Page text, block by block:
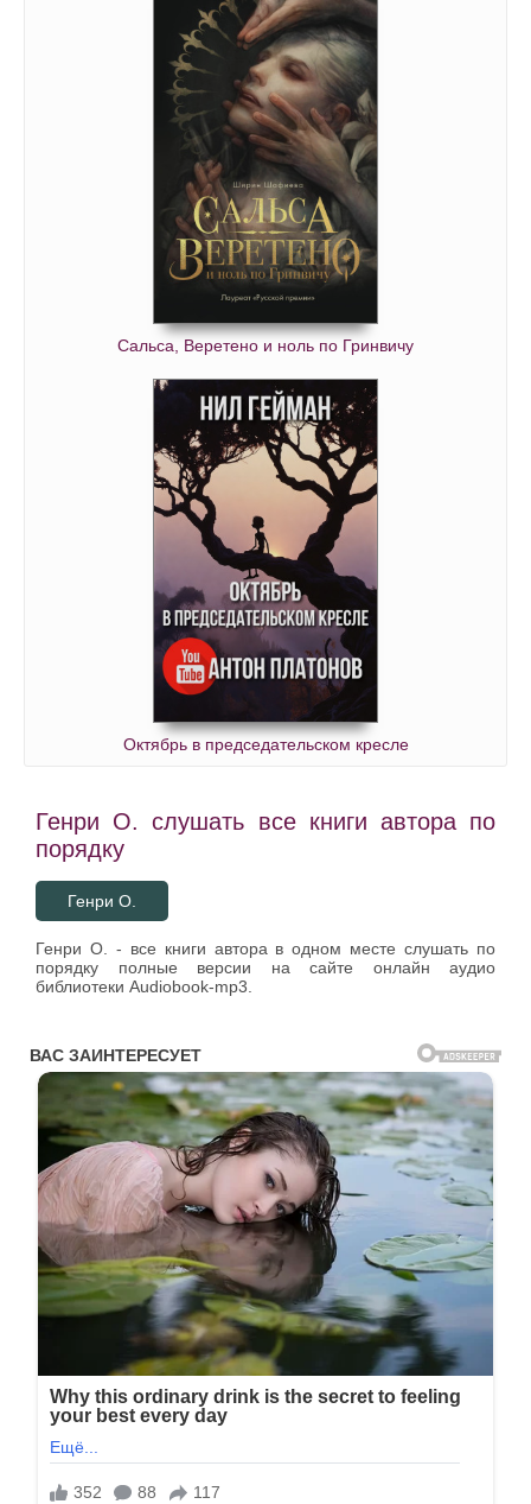
Сальса, Веретено и ноль по Гринвичу
Октябрь в председательском кресле
Генри О. слушать все книги автора по
порядку
Генри О.
Генри О. - все книги автора в одном месте слушать по
порядку полные версии на сайте онлайн аудио
библиотеки Audiobook-mp3.